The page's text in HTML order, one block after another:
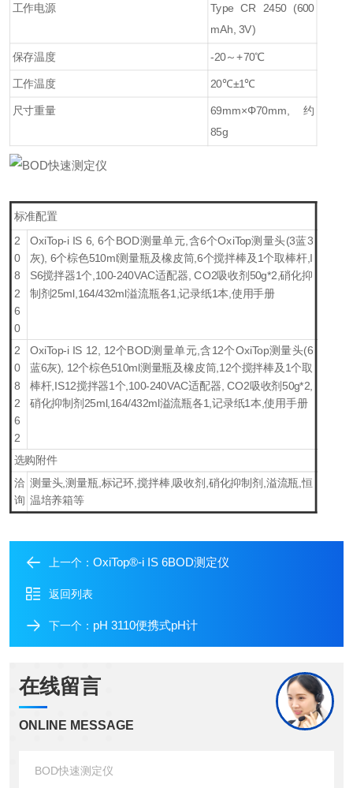
工作电源
Type CR 2450 (600
mAh, 3V)
保存温度 -20～+70℃
工作温度 20℃±1℃
尺寸重量 69mm×Φ70mm, 约
85g
标准配置
2
0
8
2
6
0
OxiTop-i IS 6, 6个BOD测量单元,含6个OxiTop测量头(3蓝3
灰), 6个棕色510ml测量瓶及橡皮筒,6个搅拌棒及1个取棒杆,I
S6搅拌器1个,100-240VAC适配器, CO2吸收剂50g*2,硝化抑
制剂25ml,164/432ml溢流瓶各1,记录纸1本,使用手册
2
0
8
2
6
2
OxiTop-i IS 12, 12个BOD测量单元,含12个OxiTop测量头(6
蓝6灰), 12个棕色510ml测量瓶及橡皮筒,12个搅拌棒及1个取
棒杆,IS12搅拌器1个,100-240VAC适配器, CO2吸收剂50g*2,
硝化抑制剂25ml,164/432ml溢流瓶各1,记录纸1本,使用手册
选购附件
洽
询
测量头,测量瓶,标记环,搅拌棒,吸收剂,硝化抑制剂,溢流瓶,恒
温培养箱等
上一个： OxiTop®-i IS 6BOD测定仪
返回列表
下一个： pH 3110便携式pH计
在线留言
ONLINE MESSAGE